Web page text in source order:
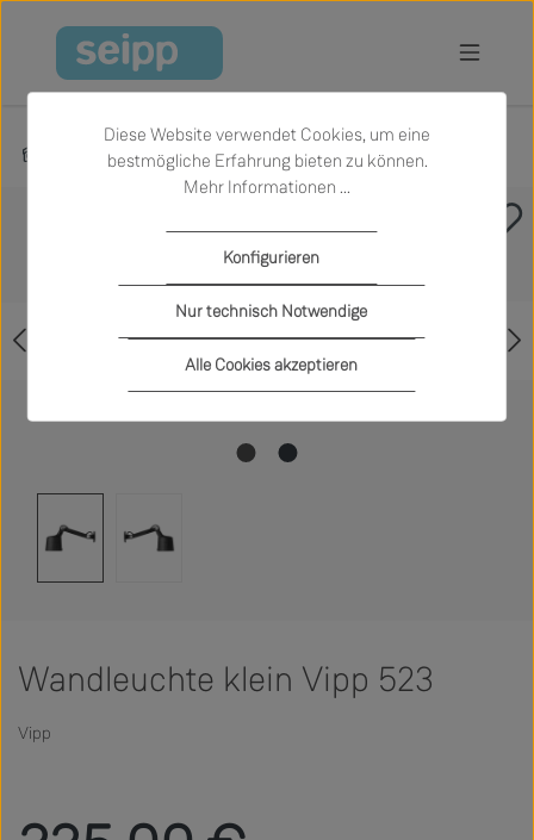
Zum Hauptinhalt springen
Produkte Licht Wandleuchten
Wandleuchte klein Vipp 523
Vipp
Diese Website verwendet Cookies, um eine
bestmögliche Erfahrung bieten zu können.
Mehr Informationen ...
Nur technisch Notwendige
Konfigurieren
Alle Cookies akzeptieren